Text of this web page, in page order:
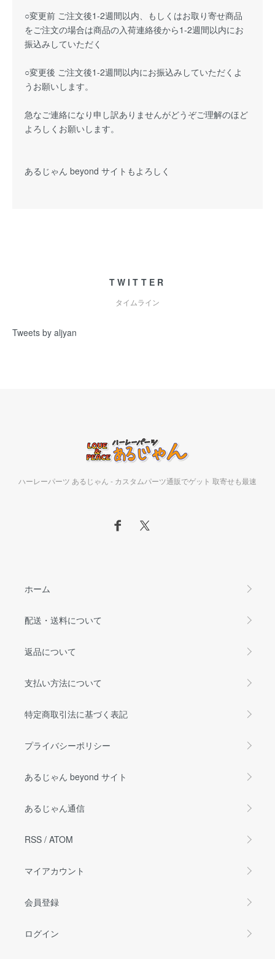
○変更前 ご注文後1-2週間以内、もしくはお取り寄せ商品
をご注文の場合は商品の入荷連絡後から1-2週間以内にお
振込みしていただく
○変更後 ご注文後1-2週間以内にお振込みしていただくよ
うお願いします。
急なご連絡になり申し訳ありませんがどうぞご理解のほど
よろしくお願いします。
あるじゃん beyond サイトもよろしく
TWITTER
タイムライン
Tweets by aljyan
ハーレーパーツ あるじゃん - カスタムパーツ通販でゲット 取寄せも最速
ホーム
配送・送料について
返品について
支払い方法について
特定商取引法に基づく表記
プライバシーポリシー
あるじゃん beyond サイト
あるじゃん通信
RSS / ATOM
マイアカウント
会員登録
ログイン